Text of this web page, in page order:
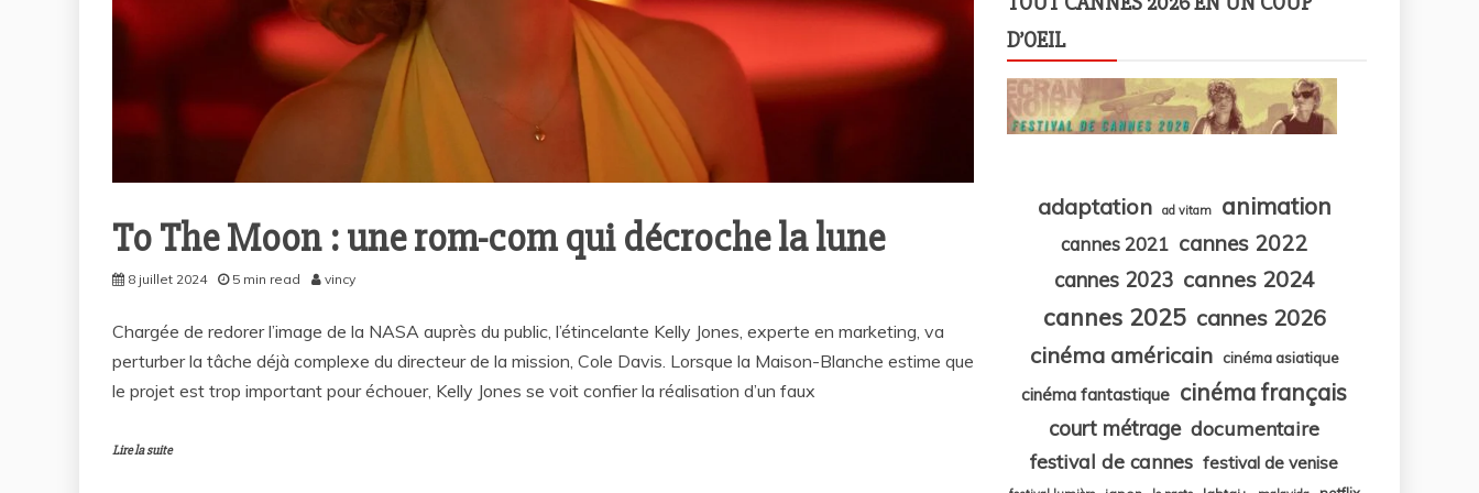
To The Moon : une rom-com qui décroche la lune
8 juillet 2024 5 min read vincy
Chargée de redorer l’image de la NASA auprès du public, l’étincelante Kelly Jones, experte en marketing, va
perturber la tâche déjà complexe du directeur de la mission, Cole Davis. Lorsque la Maison-Blanche estime que
le projet est trop important pour échouer, Kelly Jones se voit confier la réalisation d’un faux
Lire la suite
D’OEIL
adaptation ad vitam animation
cannes 2021 cannes 2022
cannes 2023 cannes 2024
cannes 2025 cannes 2026
cinéma américain
cinéma asiatique
cinéma fantastique cinéma français
court métrage documentaire
festival de cannes festival de venise